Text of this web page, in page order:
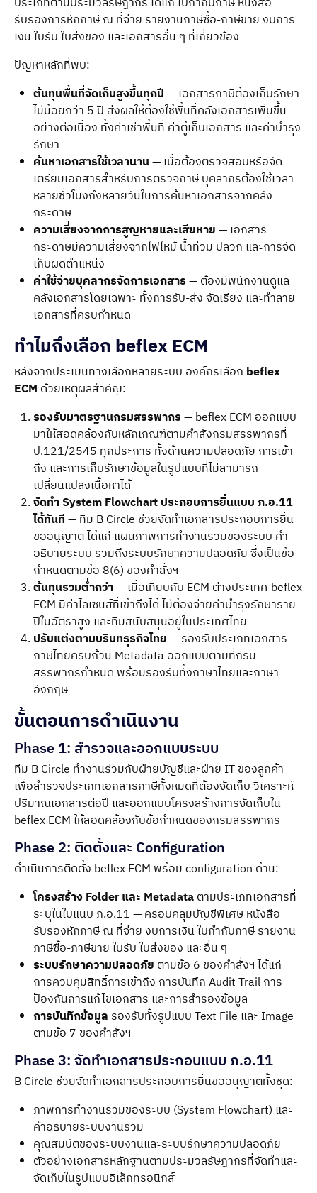
รับรองการหักภาษี ณ ที่จ่าย รายงานภาษีซื้อ-ภาษีขาย งบการ
เงิน ใบรับ ใบส่งของ และเอกสารอื่น ๆ ที่เกี่ยวข้อง
ปัญหาหลักที่พบ:
ต้นทุนพื้นที่จัดเก็บสูงขึ้นทุกปี— เอกสารภาษีต้องเก็บรักษา
ไม่น้อยกว่า 5 ปี ส่งผลให้ต้องใช้พื้นที่คลังเอกสารเพิ่มขึ้น
อย่างต่อเนื่อง ทั้งค่าเช่าพื้นที่ ค่าตู้เก็บเอกสาร และค่าบำรุง
รักษา
ค้นหาเอกสารใช้เวลานาน— เมื่อต้องตรวจสอบหรือจัด
เตรียมเอกสารสำหรับการตรวจภาษี บุคลากรต้องใช้เวลา
หลายชั่วโมงถึงหลายวันในการค้นหาเอกสารจากคลัง
กระดาษ
ความเสี่ยงจากการสูญหายและเสียหาย— เอกสาร
กระดาษมีความเสี่ยงจากไฟไหม้ น้ำท่วม ปลวก และการจัด
เก็บผิดตำแหน่ง
ค่าใช้จ่ายบุคลากรจัดการเอกสาร— ต้องมีพนักงานดูแล
คลังเอกสารโดยเฉพาะ ทั้งการรับ-ส่ง จัดเรียง และทำลาย
เอกสารที่ครบกำหนด
ทำไมถึงเลือก beflex ECM
หลังจากประเมินทางเลือกหลายระบบ องค์กรเลือก beflex
ECM ด้วยเหตุผลสำคัญ:
รองรับมาตรฐานกรมสรรพากร— beflex ECM ออกแบบ
มาให้สอดคล้องกับหลักเกณฑ์ตามคำสั่งกรมสรรพากรที่
ป.121/2545 ทุกประการ ทั้งด้านความปลอดภัย การเข้า
ถึง และการเก็บรักษาข้อมูลในรูปแบบที่ไม่สามารถ
เปลี่ยนแปลงเนื้อหาได้
จัดทำ System Flowchart ประกอบการยื่นแบบ ภ.อ.11
ได้ทันที— ทีม B Circle ช่วยจัดทำเอกสารประกอบการยื่น
ขออนุญาต ได้แก่ แผนภาพการทำงานรวมของระบบ คำ
อธิบายระบบ รวมถึงระบบรักษาความปลอดภัย ซึ่งเป็นข้อ
กำหนดตามข้อ 8(6) ของคำสั่งฯ
ต้นทุนรวมต่ำกว่า— เมื่อเทียบกับ ECM ต่างประเทศ beflex
ECM มีค่าไลเซนส์ที่เข้าถึงได้ ไม่ต้องจ่ายค่าบำรุงรักษาราย
ปีในอัตราสูง และทีมสนับสนุนอยู่ในประเทศไทย
ปรับแต่งตามบริบทธุรกิจไทย— รองรับประเภทเอกสาร
ภาษีไทยครบถ้วน Metadata ออกแบบตามที่กรม
สรรพากรกำหนด พร้อมรองรับทั้งภาษาไทยและภาษา
อังกฤษ
ขั้นตอนการดำเนินงาน
Phase 1: สำรวจและออกแบบระบบ
ทีม B Circle ทำงานร่วมกับฝ่ายบัญชีและฝ่าย IT ของลูกค้า
เพื่อสำรวจประเภทเอกสารภาษีทั้งหมดที่ต้องจัดเก็บ วิเคราะห์
ปริมาณเอกสารต่อปี และออกแบบโครงสร้างการจัดเก็บใน
beflex ECM ให้สอดคล้องกับข้อกำหนดของกรมสรรพากร
Phase 2: ติดตั้งและ Configuration
ดำเนินการติดตั้ง beflex ECM พร้อม configuration ด้าน:
โครงสร้าง Folder และ Metadataตามประเภทเอกสารที่
ระบุในใบแนบ ภ.อ.11 — ครอบคลุมบัญชีพิเศษ หนังสือ
รับรองหักภาษี ณ ที่จ่าย งบการเงิน ใบกำกับภาษี รายงาน
ภาษีซื้อ-ภาษีขาย ใบรับ ใบส่งของ และอื่น ๆ
ระบบรักษาความปลอดภัย ตามข้อ 6 ของคำสั่งฯ ได้แก่
การควบคุมสิทธิ์การเข้าถึง การบันทึก Audit Trail การ
ป้องกันการแก้ไขเอกสาร และการสำรองข้อมูล
การบันทึกข้อมูล รองรับทั้งรูปแบบ Text File และ Image
ตามข้อ 7 ของคำสั่งฯ
Phase 3: จัดทำเอกสารประกอบแบบ ภ.อ.11
B Circle ช่วยจัดทำเอกสารประกอบการยื่นขออนุญาตทั้งชุด:
ภาพการทำงานรวมของระบบ (System Flowchart) และ
คำอธิบายระบบงานรวม
คุณสมบัติของระบบงานและระบบรักษาความปลอดภัย
ตัวอย่างเอกสารหลักฐานตามประมวลรัษฎากรที่จัดทำและ
จัดเก็บในรูปแบบอิเล็กทรอนิกส์